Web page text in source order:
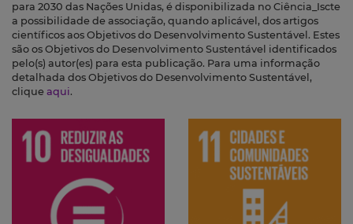
para 2030 das Nações Unidas, é disponibilizada no Ciência_Iscte
a possibilidade de associação, quando aplicável, dos artigos
científicos aos Objetivos do Desenvolvimento Sustentável. Estes
são os Objetivos do Desenvolvimento Sustentável identificados
pelo(s) autor(es) para esta publicação. Para uma informação
detalhada dos Objetivos do Desenvolvimento Sustentável,
clique aqui.